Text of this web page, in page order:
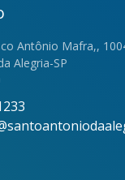
Antônio Mafra,,
Alegria-SP